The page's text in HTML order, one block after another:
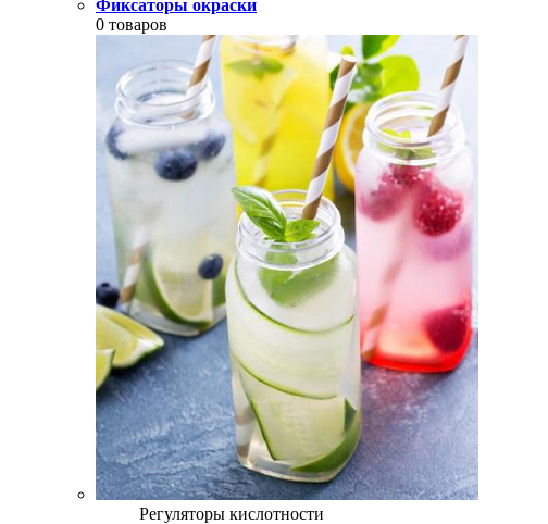
Фиксаторы окраски
0 товаров
Регуляторы кислотности